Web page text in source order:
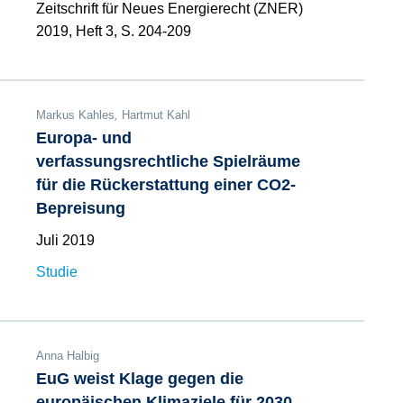
Zeitschrift für Neues Energierecht (ZNER)
2019, Heft 3, S. 204-209
Markus Kahles, Hartmut Kahl
Europa- und
verfassungsrechtliche Spielräume
für die Rückerstattung einer CO2-
Bepreisung
Juli 2019
Studie
Anna Halbig
EuG weist Klage gegen die